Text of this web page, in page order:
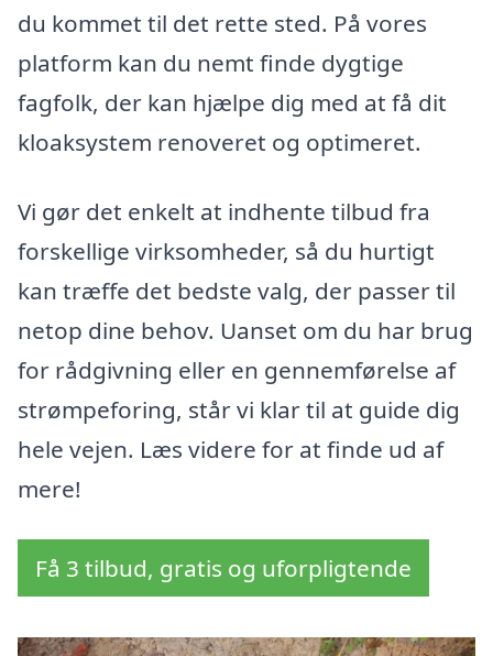
du kommet til det rette sted. På vores
platform kan du nemt finde dygtige
fagfolk, der kan hjælpe dig med at få dit
kloaksystem renoveret og optimeret.
Vi gør det enkelt at indhente tilbud fra
forskellige virksomheder, så du hurtigt
kan træffe det bedste valg, der passer til
netop dine behov. Uanset om du har brug
for rådgivning eller en gennemførelse af
strømpeforing, står vi klar til at guide dig
hele vejen. Læs videre for at finde ud af
mere!
Få 3 tilbud, gratis og uforpligtende